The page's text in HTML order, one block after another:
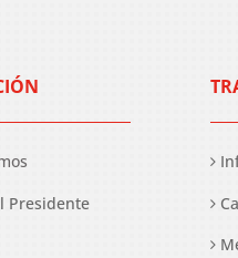
Presidente